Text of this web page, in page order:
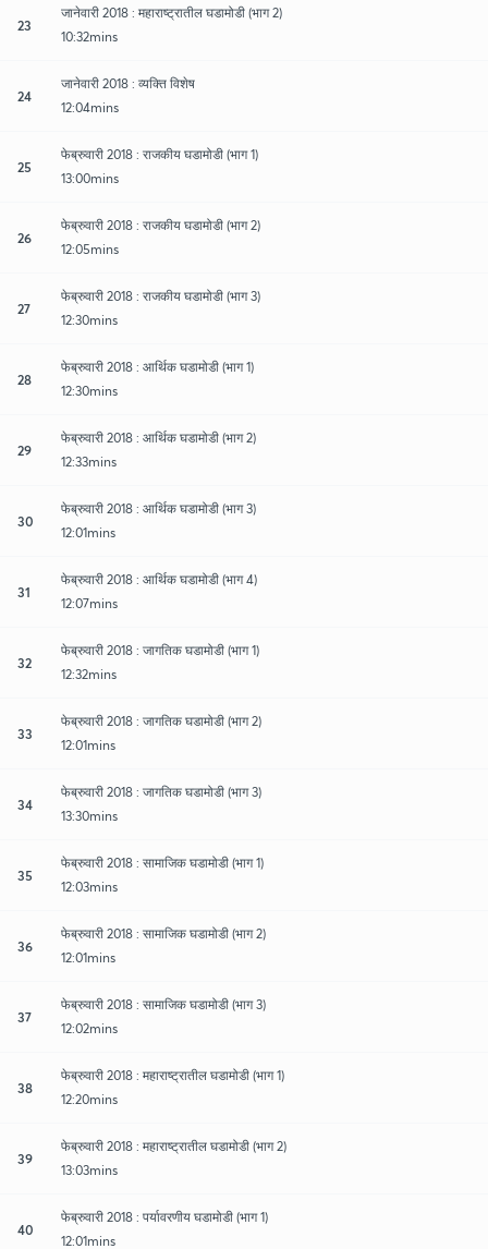
23
जानेवारी 2018 : महाराष्ट्रातील घडामोडी (भाग 2)
10:32mins
24
जानेवारी 2018 : व्यक्ति विशेष
12:04mins
25
फेब्रुवारी 2018 : राजकीय घडामोडी (भाग 1)
13:00mins
26
फेब्रुवारी 2018 : राजकीय घडामोडी (भाग 2)
12:05mins
27
फेब्रुवारी 2018 : राजकीय घडामोडी (भाग 3)
12:30mins
28
फेब्रुवारी 2018 : आर्थिक घडामोडी (भाग 1)
12:30mins
29
फेब्रुवारी 2018 : आर्थिक घडामोडी (भाग 2)
12:33mins
30
फेब्रुवारी 2018 : आर्थिक घडामोडी (भाग 3)
12:01mins
31
फेब्रुवारी 2018 : आर्थिक घडामोडी (भाग 4)
12:07mins
32
फेब्रुवारी 2018 : जागतिक घडामोडी (भाग 1)
12:32mins
33
फेब्रुवारी 2018 : जागतिक घडामोडी (भाग 2)
12:01mins
34
फेब्रुवारी 2018 : जागतिक घडामोडी (भाग 3)
13:30mins
35
फेब्रुवारी 2018 : सामाजिक घडामोडी (भाग 1)
12:03mins
36
फेब्रुवारी 2018 : सामाजिक घडामोडी (भाग 2)
12:01mins
37
फेब्रुवारी 2018 : सामाजिक घडामोडी (भाग 3)
12:02mins
38
फेब्रुवारी 2018 : महाराष्ट्रातील घडामोडी (भाग 1)
12:20mins
39
फेब्रुवारी 2018 : महाराष्ट्रातील घडामोडी (भाग 2)
13:03mins
40
फेब्रुवारी 2018 : पर्यावरणीय घडामोडी (भाग 1)
12:01mins